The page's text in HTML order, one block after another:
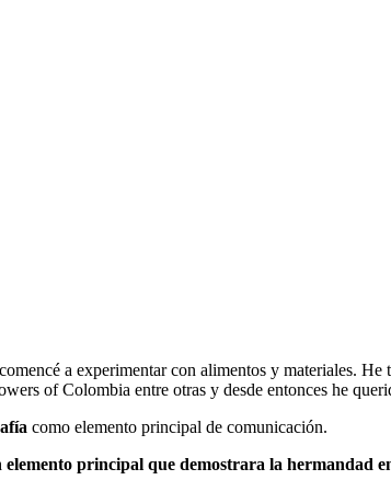
a experimentar con alimentos y materiales.
of Colombia entre otras y desde entonces he
como elemento principal de comunicación.
elemento principal que demostrara la hermandad